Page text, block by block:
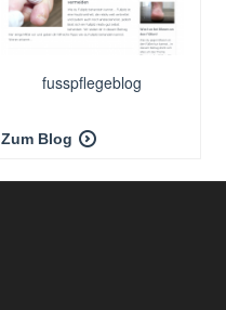
fusspflegeblog
Zum Blog